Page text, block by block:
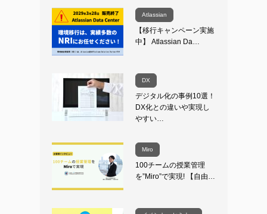
Atlassian
【移行キャンペーン実施
中】 Atlassian Da…
DX
デジタル化の事例10選！
DX化との違いや実現し
やすい…
Miro
100チームの授業管理
を”Miro”で実現! 【自由…